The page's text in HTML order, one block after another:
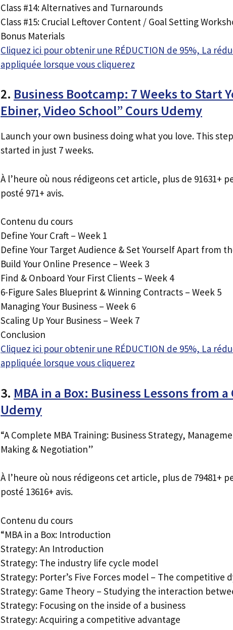
Class #14: Alternatives and Turnarounds
Class #15: Crucial Leftover Content / Goal Setting
Bonus Materials
Cliquez ici pour obtenir une RÉDUCTION de 95%, La
appliquée lorsque vous cliquerez
2. Business Bootcamp: 7 Weeks to Start
Ebiner, Video School” Cours Udemy
Launch your own business doing what you love. This
started in just 7 weeks.
À l’heure où nous rédigeons cet article, plus de 91631+
posté 971+ avis.
Contenu du cours
Define Your Craft – Week 1
Define Your Target Audience & Set Yourself Apart from
Build Your Online Presence – Week 3
Find & Onboard Your First Clients – Week 4
6-Figure Sales Blueprint & Winning Contracts – Week 5
Managing Your Business – Week 6
Scaling Up Your Business – Week 7
Conclusion
Cliquez ici pour obtenir une RÉDUCTION de 95%, La
appliquée lorsque vous cliquerez
3. MBA in a Box: Business Lessons from a
Udemy
“A Complete MBA Training: Business Strategy,
Making & Negotiation”
À l’heure où nous rédigeons cet article, plus de 79481+
posté 13616+ avis.
Contenu du cours
“MBA in a Box: Introduction
Strategy: An Introduction
Strategy: The industry life cycle model
Strategy: Porter’s Five Forces model – The competitive
Strategy: Game Theory – Studying the interaction
Strategy: Focusing on the inside of a business
Strategy: Acquiring a competitive advantage